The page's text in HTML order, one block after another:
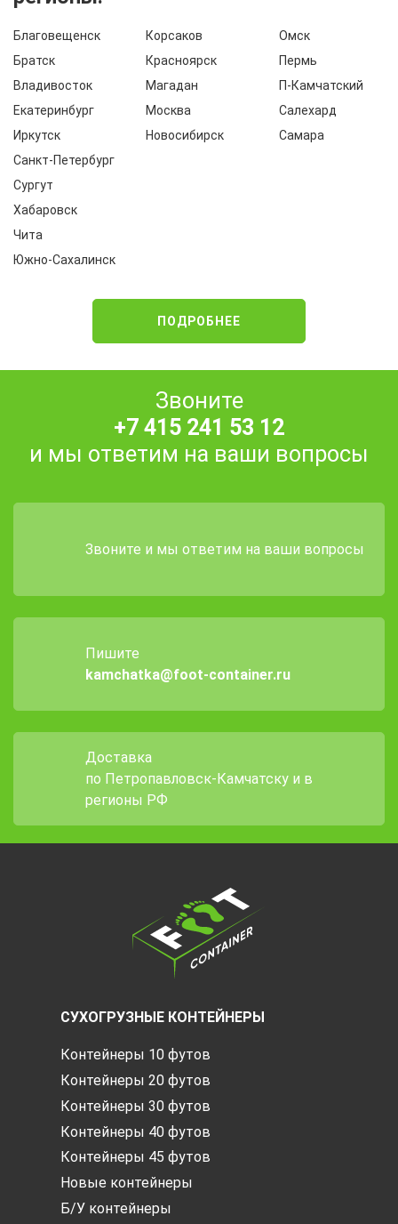
Благовещенск
Братск
Владивосток
Екатеринбург
Иркутск
Корсаков
Красноярск
Магадан
Москва
Новосибирск
Омск
Пермь
П-Камчатский
Салехард
Самара
Санкт-Петербург
Сургут
Хабаровск
Чита
Южно-Сахалинск
ПОДРОБНЕЕ
Звоните
+7 415 241 53 12
и мы ответим на ваши вопросы
Звоните и мы ответим на ваши вопросы
Пишите
kamchatka@foot-container.ru
Доставка
по Петропавловск-Камчатску и в
регионы РФ
СУХОГРУЗНЫЕ КОНТЕЙНЕРЫ
Контейнеры 10 футов
Контейнеры 20 футов
Контейнеры 30 футов
Контейнеры 40 футов
Контейнеры 45 футов
Новые контейнеры
Б/У контейнеры